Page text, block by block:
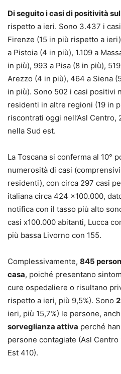
Di seguito i casi di positività
rispetto a ieri. Sono 3.437 i
Firenze (15 in più rispetto a
a Pistoia (4 in più), 1.109 a
in più), 993 a Pisa (8 in più),
Arezzo (4 in più), 464 a Siena
in più). Sono 502 i casi positivi
residenti in altre regioni (19 in
riscontrati oggi nell’Asl Centro,
nella Sud est.
La Toscana si conferma al 10°
numerosità di casi
residenti), con circa 297 casi
italiana circa 424 x100.000,
notifica con il tasso più alto
casi x100.000 abitanti, Lucca
più bassa Livorno con 155.
Complessivamente, 845
casa, poiché presentano
cure ospedaliere o risultano
rispetto a ieri, più 9,5%). Sono
ieri, più 15,7%) le persone,
sorveglianza attiva perché
persone contagiate (Asl Centro
Est 410).